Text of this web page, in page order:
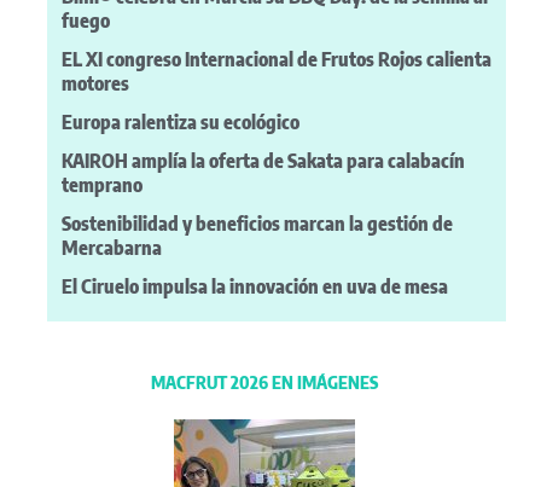
fuego
EL XI congreso Internacional de Frutos Rojos calienta
motores
Europa ralentiza su ecológico
KAIROH amplía la oferta de Sakata para calabacín
temprano
Sostenibilidad y beneficios marcan la gestión de
Mercabarna
El Ciruelo impulsa la innovación en uva de mesa
MACFRUT 2026 EN IMÁGENES